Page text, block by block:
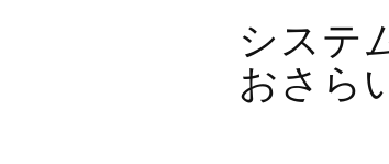
システ
おさら